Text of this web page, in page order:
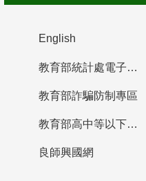
English
教育部統計處電子書櫃
教育部詐騙防制專區
教育部高中等以下學校及幼兒園教師資格檢定考試
良師興國網